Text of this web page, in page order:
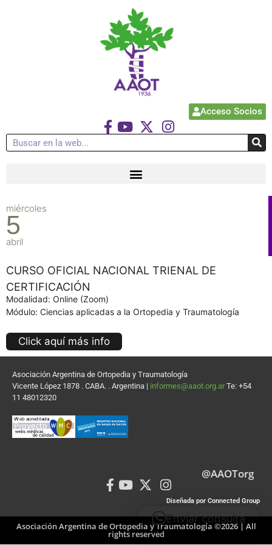
Acceso Socios
miércoles
5
abril
CURSO OFICIAL NACIONAL TRIENAL DE
CERTIFICACIÓN
Modalidad: Online (Zoom)
Módulo: Ciencias aplicadas a la Ortopedia y Traumatología
Click aquí más info
Asociación Argentina de Ortopedia y Traumatología
Vicente López 1878 . CABA. . Argentina | informes@aaot.org.ar Te: +54
11 48012320
@AAOTorg
Diseñada por Connected Group
Asociación Argentina de Ortopedia y Traumatología ©2026 | All
rights reserved
Enviar consulta